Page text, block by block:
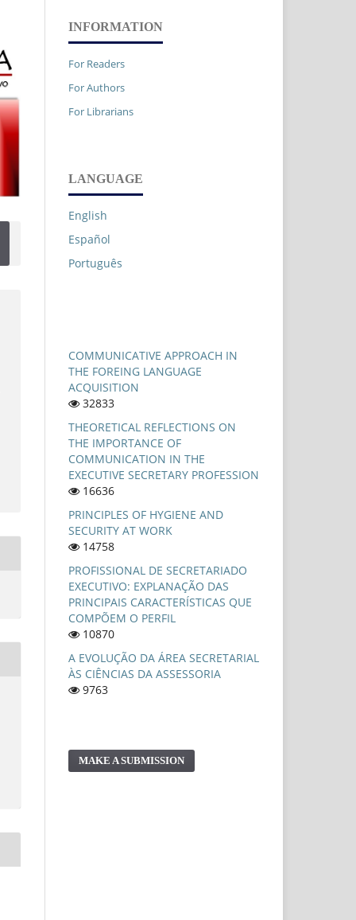
INFORMATION
For Readers
For Authors
For Librarians
LANGUAGE
English
Español
Português
COMMUNICATIVE APPROACH IN
THE FOREING LANGUAGE
ACQUISITION
32833
THEORETICAL REFLECTIONS ON
THE IMPORTANCE OF
COMMUNICATION IN THE
EXECUTIVE SECRETARY PROFESSION
16636
PRINCIPLES OF HYGIENE AND
SECURITY AT WORK
14758
PROFISSIONAL DE SECRETARIADO
EXECUTIVO: EXPLANAÇÃO DAS
PRINCIPAIS CARACTERÍSTICAS QUE
COMPÕEM O PERFIL
10870
A EVOLUÇÃO DA ÁREA SECRETARIAL
ÀS CIÊNCIAS DA ASSESSORIA
9763
MAKE A SUBMISSION